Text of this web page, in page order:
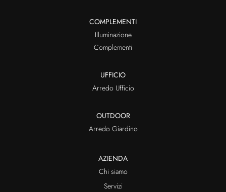
COMPLEMENTI
Illuminazione
Complementi
UFFICIO
Arredo Ufficio
OUTDOOR
Arredo Giardino
AZIENDA
Chi siamo
Servizi